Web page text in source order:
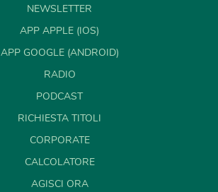
NEWSLETTER
APP APPLE (IOS)
APP GOOGLE (ANDROID)
RADIO
PODCAST
RICHIESTA TITOLI
CORPORATE
CALCOLATORE
AGISCI ORA